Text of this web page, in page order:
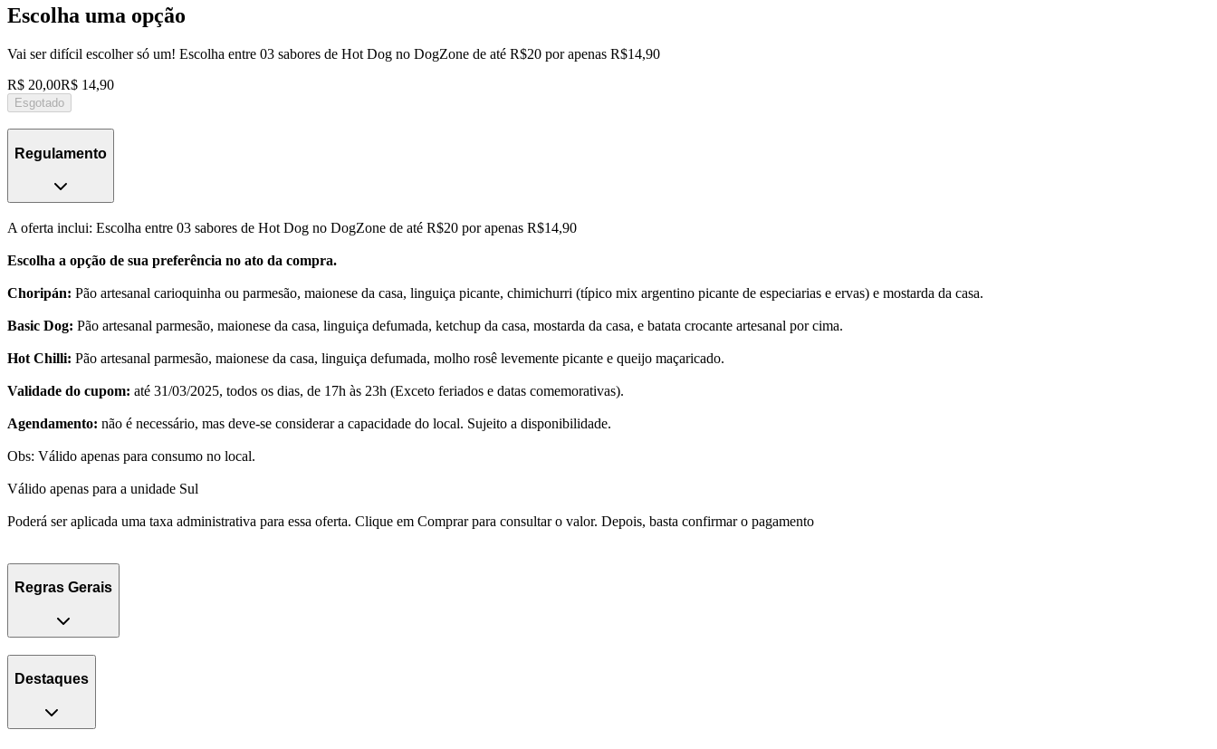
Escolha uma opção
Vai ser difícil escolher só um! Escolha entre 03 sabores de Hot Dog no DogZone de até R$20 por apenas R$14,90
R$ 20,00R$ 14,90
Esgotado
Regulamento
A oferta inclui: Escolha entre 03 sabores de Hot Dog no DogZone de até R$20 por apenas R$14,90
Escolha a opção de sua preferência no ato da compra.
Choripán: Pão artesanal carioquinha ou parmesão, maionese da casa, linguiça picante, chimichurri (típico mix argentino picante de especiarias e ervas) e mostarda da casa.
Basic Dog: Pão artesanal parmesão, maionese da casa, linguiça defumada, ketchup da casa, mostarda da casa, e batata crocante artesanal por cima.
Hot Chilli: Pão artesanal parmesão, maionese da casa, linguiça defumada, molho rosê levemente picante e queijo maçaricado.
Validade do cupom: até 31/03/2025, todos os dias, de 17h às 23h (Exceto feriados e datas comemorativas).
Agendamento: não é necessário, mas deve-se considerar a capacidade do local. Sujeito a disponibilidade.
Obs: Válido apenas para consumo no local.
Válido apenas para a unidade Sul
Poderá ser aplicada uma taxa administrativa para essa oferta. Clique em Comprar para consultar o valor. Depois, basta confirmar o pagamento
Regras Gerais
Destaques